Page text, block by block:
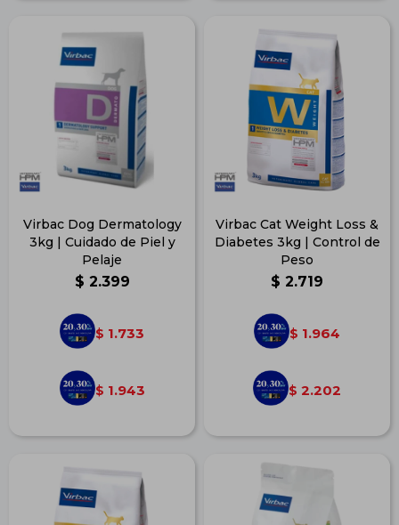
Virbac Dog Dermatology
3kg | Cuidado de Piel y
Pelaje
$ 2.399
$ 1.733
$ 1.943
Virbac Cat Weight Loss &
Diabetes 3kg | Control de
Peso
$ 2.719
$ 1.964
$ 2.202